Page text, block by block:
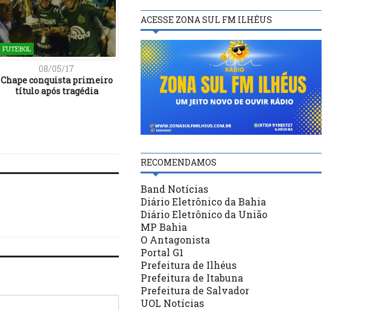
FUTEBOL
08/05/17
Chape conquista primeiro
título após tragédia
FUTEBOL
Santos encerra primeira
fase da Copinha com 100% de
aproveitamento
Santos avança na Copa
Paulo de Futebol
ACESSE ZONA SUL FM ILHÉUS
RECOMENDAMOS
Band Notícias
Diário Eletrônico da Bahia
Diário Eletrônico da União
MP Bahia
O Antagonista
Portal G1
Prefeitura de Ilhéus
Prefeitura de Itabuna
Prefeitura de Salvador
UOL Notícias